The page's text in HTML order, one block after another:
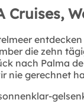
Cruises,
die zehn
nach Palma
nie gerechnet